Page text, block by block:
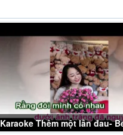
Karaoke Thêm một lần đau-